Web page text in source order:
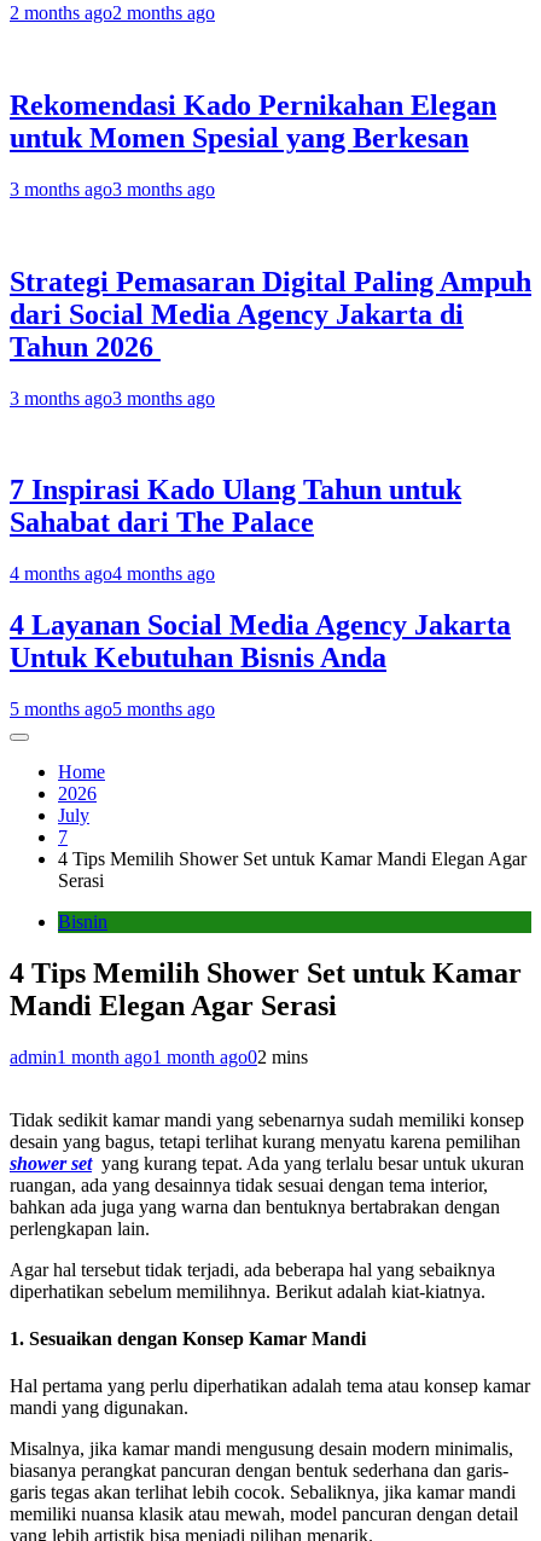
2 months ago2 months ago
Rekomendasi Kado Pernikahan Elegan
untuk Momen Spesial yang Berkesan
3 months ago3 months ago
Strategi Pemasaran Digital Paling Ampuh
dari Social Media Agency Jakarta di
Tahun 2026
3 months ago3 months ago
7 Inspirasi Kado Ulang Tahun untuk
Sahabat dari The Palace
4 months ago4 months ago
4 Layanan Social Media Agency Jakarta
Untuk Kebutuhan Bisnis Anda
5 months ago5 months ago
Home
2026
July
7
4 Tips Memilih Shower Set untuk Kamar Mandi Elegan Agar
Serasi
Bisnin
4 Tips Memilih Shower Set untuk Kamar
Mandi Elegan Agar Serasi
admin1 month ago1 month ago02 mins
Tidak sedikit kamar mandi yang sebenarnya sudah memiliki konsep
desain yang bagus, tetapi terlihat kurang menyatu karena pemilihan
shower set yang kurang tepat. Ada yang terlalu besar untuk ukuran
ruangan, ada yang desainnya tidak sesuai dengan tema interior,
bahkan ada juga yang warna dan bentuknya bertabrakan dengan
perlengkapan lain.
Agar hal tersebut tidak terjadi, ada beberapa hal yang sebaiknya
diperhatikan sebelum memilihnya. Berikut adalah kiat-kiatnya.
1. Sesuaikan dengan Konsep Kamar Mandi
Hal pertama yang perlu diperhatikan adalah tema atau konsep kamar
mandi yang digunakan.
Misalnya, jika kamar mandi mengusung desain modern minimalis,
biasanya perangkat pancuran dengan bentuk sederhana dan garis-
garis tegas akan terlihat lebih cocok. Sebaliknya, jika kamar mandi
memiliki nuansa klasik atau mewah, model pancuran dengan detail
yang lebih artistik bisa menjadi pilihan menarik.